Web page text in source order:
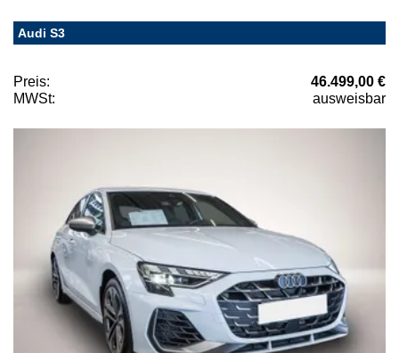
Audi S3
Preis:
46.499,00 €
MWSt:
ausweisbar